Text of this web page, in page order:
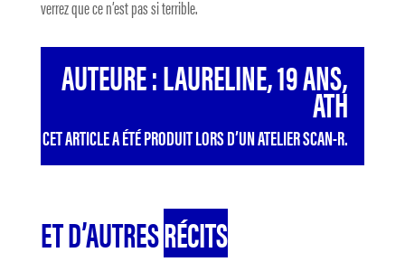
verrez que ce n’est pas si terrible.
AUTEURE : LAURELINE, 19 ANS,
ATH
CET ARTICLE A ÉTÉ PRODUIT LORS D’UN ATELIER SCAN-R.
ET D’AUTRESRÉCITS